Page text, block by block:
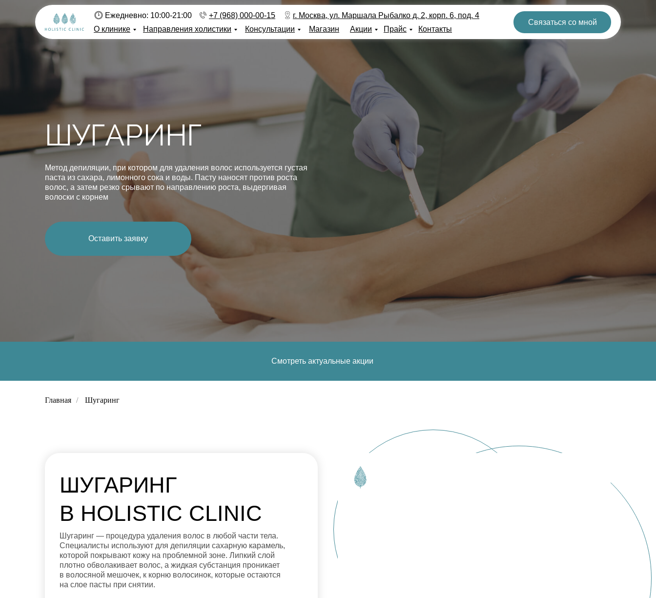
Направления холистики
О клинике Магазин Акции Прайс Контакты
Консультации
Ежедневно: 10:00-21:00
Связаться со мной
г. Москва, ул. Маршала Рыбалко д. 2, корп. 6, под. 4
+7 (968) 000-00-15
ШУГАРИНГ
Метод депиляции, при котором для удаления волос используется густая
паста из сахара, лимонного сока и воды. Пасту наносят против роста
волос, а затем резко срывают по направлению роста, выдергивая
волоски с корнем
Оставить заявку
Смотреть актуальные акции
Главная / Шугаринг
Шугаринг — процедура удаления волос в любой части тела.
Специалисты используют для депиляции сахарную карамель,
которой покрывают кожу на проблемной зоне. Липкий слой
плотно обволакивает волос, а жидкая субстанция проникает
в волосяной мешочек, к корню волосинок, которые остаются
на слое пасты при снятии.
ШУГАРИНГ
В HOLISTIC CLINIC